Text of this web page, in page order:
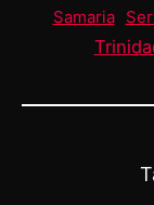
Samaria